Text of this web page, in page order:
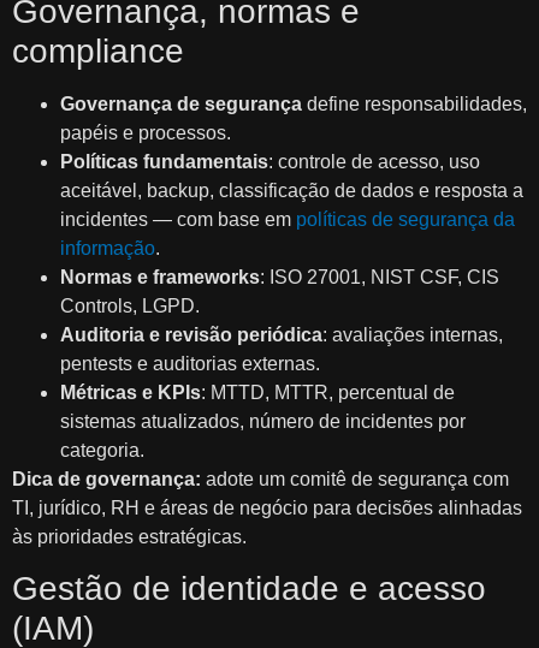
Governança, normas e
compliance
Governança de segurança define responsabilidades,
papéis e processos.
Políticas fundamentais: controle de acesso, uso
aceitável, backup, classificação de dados e resposta a
incidentes — com base em políticas de segurança da
informação.
Normas e frameworks: ISO 27001, NIST CSF, CIS
Controls, LGPD.
Auditoria e revisão periódica: avaliações internas,
pentests e auditorias externas.
Métricas e KPIs: MTTD, MTTR, percentual de
sistemas atualizados, número de incidentes por
categoria.
Dica de governança: adote um comitê de segurança com
TI, jurídico, RH e áreas de negócio para decisões alinhadas
às prioridades estratégicas.
Gestão de identidade e acesso
(IAM)